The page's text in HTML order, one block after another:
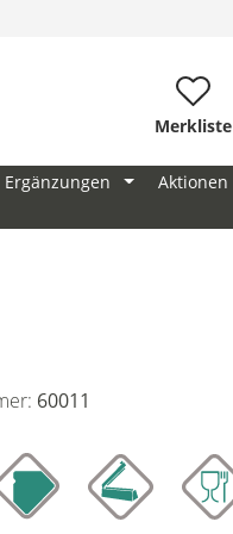
Merkliste
Ergänzungen Aktionen
60011